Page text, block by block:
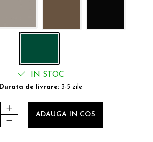
IN STOC
Durata de livrare: 3-5 zile
ADAUGA IN COS